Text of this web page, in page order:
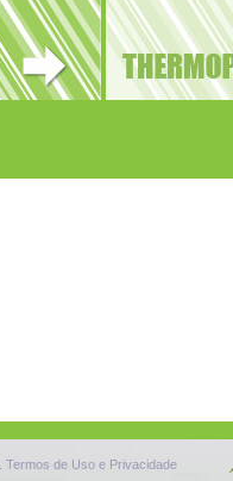
Termos de Uso e Privacidade